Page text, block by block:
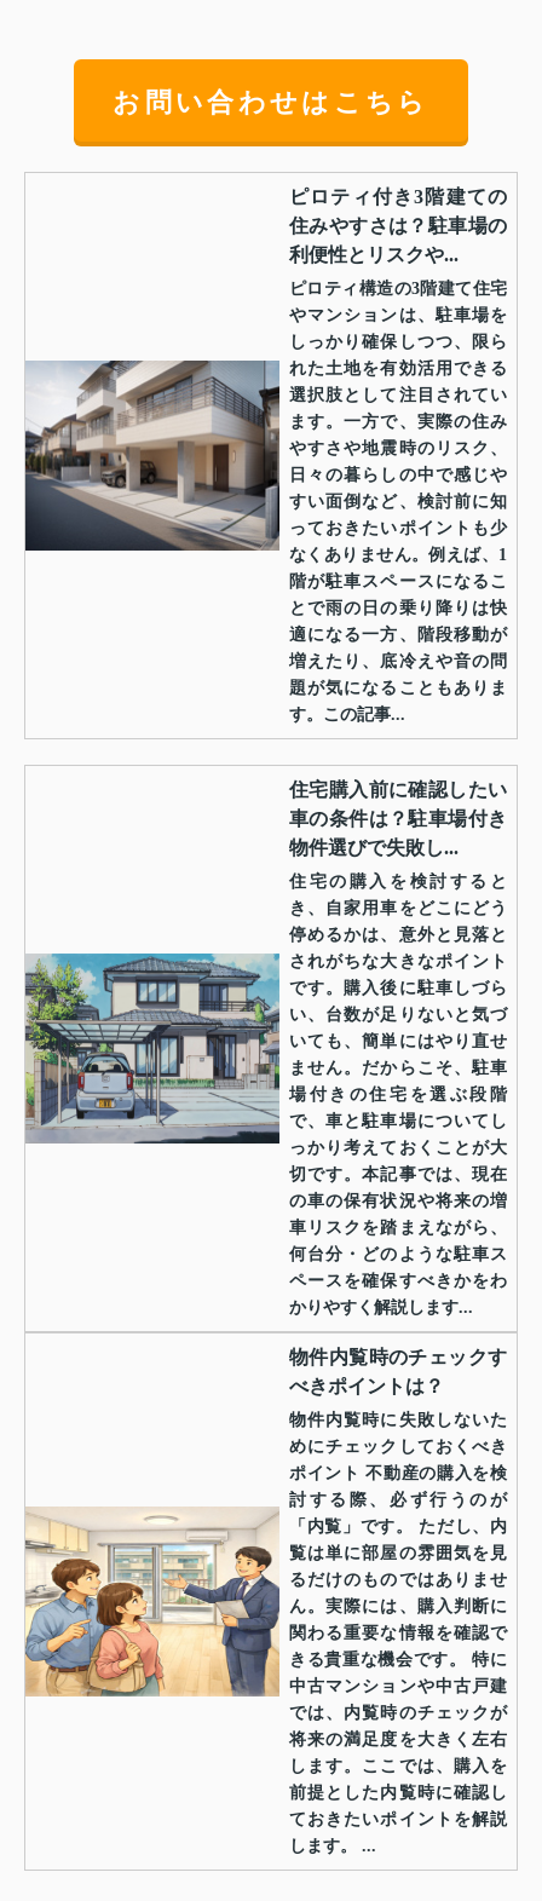
お問い合わせはこちら
ピロティ付き3階建ての
住みやすさは？駐車場の
利便性とリスクや...
ピロティ構造の3階建て住宅
やマンションは、駐車場を
しっかり確保しつつ、限ら
れた土地を有効活用できる
選択肢として注目されてい
ます。一方で、実際の住み
やすさや地震時のリスク、
日々の暮らしの中で感じや
すい面倒など、検討前に知
っておきたいポイントも少
なくありません。例えば、1
階が駐車スペースになるこ
とで雨の日の乗り降りは快
適になる一方、階段移動が
増えたり、底冷えや音の問
題が気になることもありま
す。この記事...
住宅購入前に確認したい
車の条件は？駐車場付き
物件選びで失敗し...
住宅の購入を検討すると
き、自家用車をどこにどう
停めるかは、意外と見落と
されがちな大きなポイント
です。購入後に駐車しづら
い、台数が足りないと気づ
いても、簡単にはやり直せ
ません。だからこそ、駐車
場付きの住宅を選ぶ段階
で、車と駐車場についてし
っかり考えておくことが大
切です。本記事では、現在
の車の保有状況や将来の増
車リスクを踏まえながら、
何台分・どのような駐車ス
ペースを確保すべきかをわ
かりやすく解説します...
物件内覧時のチェックす
べきポイントは？
物件内覧時に失敗しないた
めにチェックしておくべき
ポイント 不動産の購入を検
討する際、必ず行うのが
「内覧」です。 ただし、内
覧は単に部屋の雰囲気を見
るだけのものではありませ
ん。実際には、購入判断に
関わる重要な情報を確認で
きる貴重な機会です。 特に
中古マンションや中古戸建
では、内覧時のチェックが
将来の満足度を大きく左右
します。ここでは、購入を
前提とした内覧時に確認し
ておきたいポイントを解説
します。 ...